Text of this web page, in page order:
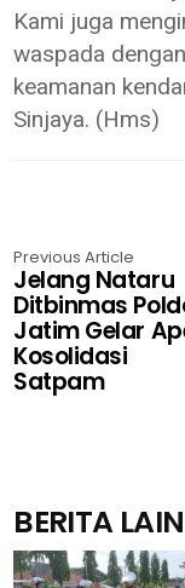
Kami juga
waspada
keamanan
Sinjaya. (Hms)
Previous Article
Jelang Nataru
Ditbinmas
Jatim Gelar
Kosolidasi
Satpam
BERITA